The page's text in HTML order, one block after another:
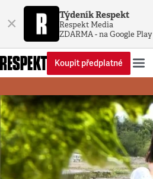
× Týdeník Respekt
Respekt Media
ZDARMA - na Google Play
Koupit předplatné